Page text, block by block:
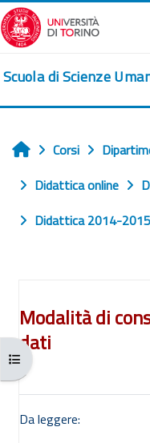
Vai al contenuto principale
Scuola di Scienze
Apri indice del corso
Home
Corsi
Didattica online
Didattica 2014-2015
Modalità di
dati
Da leggere: